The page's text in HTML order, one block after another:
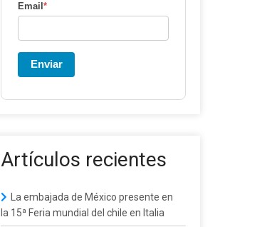
Email *
Enviar
Artículos recientes
La embajada de México presente en
la 15ª Feria mundial del chile en Italia